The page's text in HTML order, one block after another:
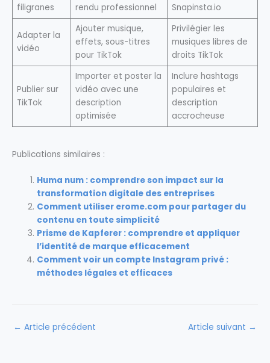
filigranes
rendu professionnel
Snapinsta.io
Adapter la
vidéo
Ajouter musique,
effets, sous-titres
pour TikTok
Privilégier les
musiques libres de
droits TikTok
Publier sur
TikTok
Importer et poster la
vidéo avec une
description
optimisée
Inclure hashtags
populaires et
description
accrocheuse
Publications similaires :
Huma num : comprendre son impact sur la
transformation digitale des entreprises
Comment utiliser erome.com pour partager du
contenu en toute simplicité
Prisme de Kapferer : comprendre et appliquer
l’identité de marque efficacement
Comment voir un compte Instagram privé :
méthodes légales et efficaces
← Article précédent Article suivant →